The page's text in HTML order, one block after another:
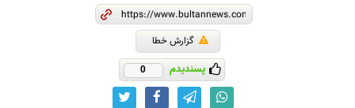
گزارش خطا
پسندیدم 0